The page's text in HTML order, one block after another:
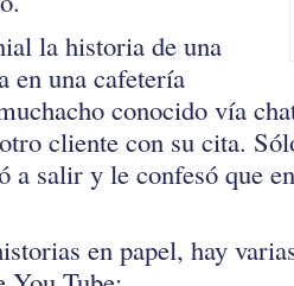
la historia de una
en una cafetería
conocido vía
cliente con su cita.
a salir y le confesó que
en papel, hay